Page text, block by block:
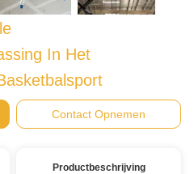
In Het
Contact Opnemen
Productbeschrijving